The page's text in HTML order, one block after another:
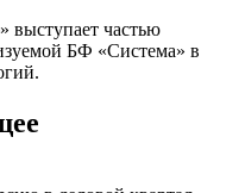
частью
БФ «Система» в